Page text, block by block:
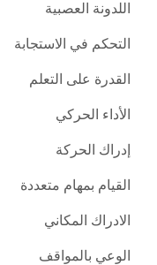
اللدونة العصبية
التحكم في الاستجابة
القدرة على التعلم
الأداء الحركي
إدراك الحركة
القيام بمهام متعددة
الادراك المكاني
الوعي بالمواقف